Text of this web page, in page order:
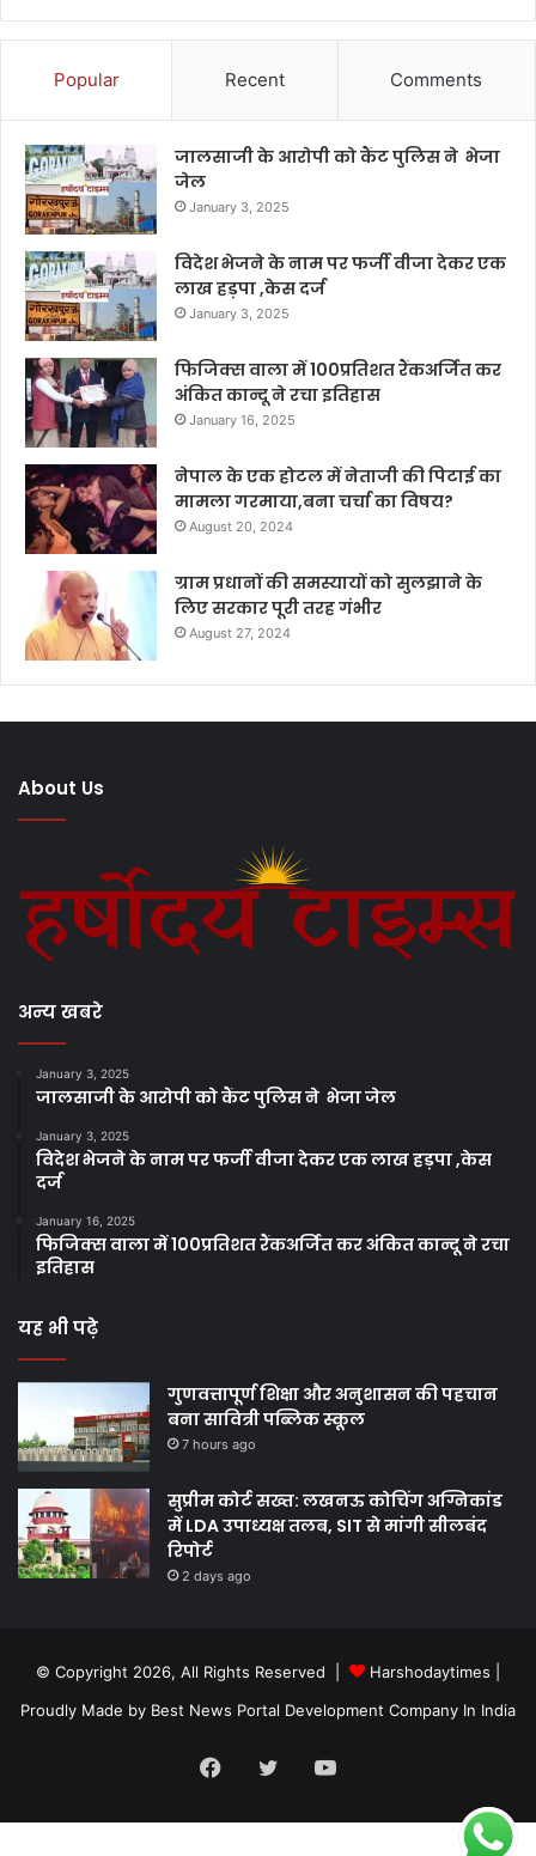
Popular Recent Comments
जालसाजी के आरोपी को कैंट पुलिस ने भेजा
जेल
January 3, 2025
विदेश भेजने के नाम पर फर्जी वीजा देकर एक
लाख हड़पा ,केस दर्ज
January 3, 2025
फिजिक्स वाला में 100प्रतिशत रैंकअर्जित कर
अंकित कान्दू ने रचा इतिहास
January 16, 2025
नेपाल के एक होटल में नेताजी की पिटाई का
मामला गरमाया,बना चर्चा का विषय?
August 20, 2024
ग्राम प्रधानों की समस्यायों को सुलझाने के
लिए सरकार पूरी तरह गंभीर
August 27, 2024
About Us
अन्य खबरे
January 3, 2025
जालसाजी के आरोपी को कैंट पुलिस ने भेजा जेल
January 3, 2025
विदेश भेजने के नाम पर फर्जी वीजा देकर एक लाख हड़पा ,केस
दर्ज
January 16, 2025
फिजिक्स वाला में 100प्रतिशत रैंकअर्जित कर अंकित कान्दू ने रचा
इतिहास
यह भी पढ़े
गुणवत्तापूर्ण शिक्षा और अनुशासन की पहचान
बना सावित्री पब्लिक स्कूल
7 hours ago
सुप्रीम कोर्ट सख्त: लखनऊ कोचिंग अग्निकांड
में LDA उपाध्यक्ष तलब, SIT से मांगी सीलबंद
रिपोर्ट
2 days ago
© Copyright 2026, All Rights Reserved | Harshodaytimes
Proudly Made by Best News Portal Development Company In India
Facebook
TwitterYouTube